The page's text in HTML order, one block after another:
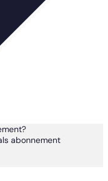
abonnement